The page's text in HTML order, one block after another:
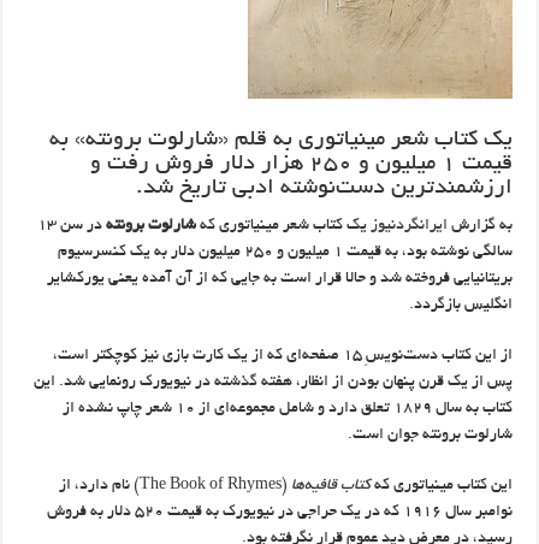
یک کتاب شعر مینیاتوری به قلم «شارلوت برونته» به
قیمت ۱ میلیون و ۲۵۰ هزار دلار فروش رفت و
ارزشمندترین دست‌نوشته ادبی تاریخ شد.
به گزارش ایرانگردنیوز یک کتاب شعر مینیاتوری کهشارلوت برونته
در سن ۱۳
سالگی نوشته بود، به قیمت ۱ میلیون و ۲۵۰ میلیون دلار به یک کنسرسیوم
بریتانیایی فروخته شد و حالا قرار است به جایی که از آن آمده یعنی یورکشایر
انگلیس بازگردد.
از این کتاب دست‌نویسِ ۱۵ صفحه‌ای که از یک کارت بازی نیز کوچکتر است،
پس از یک قرن پنهان بودن از انظار، هفته گذشته در نیویورک رونمایی شد. این
کتاب به سال ۱۸۲۹ تعلق دارد و شامل مجموعه‌ای از ۱۰ شعر چاپ نشده از
شارلوت برونته جوان است.
این کتاب مینیاتوری کهکتاب قافیه‌ها
(The Book of Rhymes) نام دارد، از
نوامبر سال ۱۹۱۶ که در یک حراجی در نیویورک به قیمت ۵۲۰ دلار به فروش
رسید، در معرض دید عموم قرار نگرفته بود.